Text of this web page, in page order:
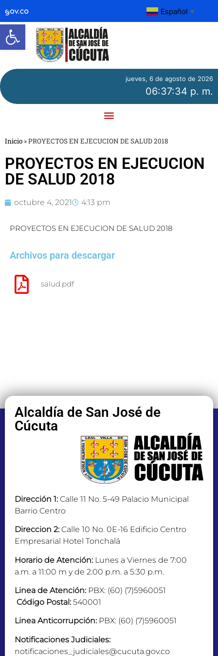
Abrir barra de herramientas
Español ▼
jueves, 6 de agosto de 2026
06:37:34 p. m.
Inicio »PROYECTOS EN EJECUCION DE SALUD 2018
PROYECTOS EN EJECUCION
DE SALUD 2018
octubre 4, 2021 4:13 pm
PROYECTOS EN EJECUCION DE SALUD 2018
Archivos para descargar
salud.pdf
Alcaldía de San José de
Cúcuta
Dirección 1: Calle 11 No. 5-49 Palacio Municipal
Barrio Centro
Direccion 2: Calle 10 No. 0E-16 Edificio Centro
Empresarial Hotel Tonchalá
Horario de Atención: Lunes a Viernes de 7:00
a.m. a 11:00 m y de 2:00 p.m. a 5:30 p.m.
Linea de Atención: PBX: (60) (7)5960051
Código Postal: 540001
Linea Anticorrupción: PBX: (60) (7)5960051
Notificaciones Judiciales:
notificaciones_judiciales@cucuta.gov.co